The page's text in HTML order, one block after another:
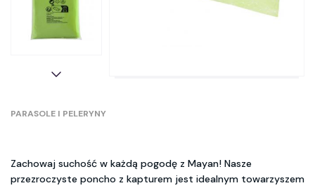
PARASOLE I PELERYNY
Zachowaj suchość w każdą pogodę z Mayan! Nasze
przezroczyste poncho z kapturem jest idealnym towarzyszem